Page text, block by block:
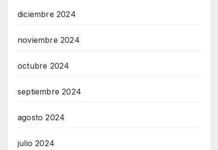
diciembre 2024
noviembre 2024
octubre 2024
septiembre 2024
agosto 2024
julio 2024